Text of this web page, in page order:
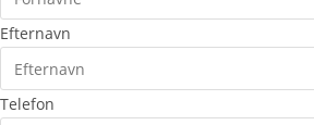
Efternavn
Telefon